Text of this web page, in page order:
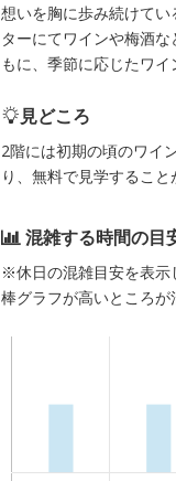
想いを胸に歩み続けて
ターにてワインや梅酒
もに、季節に応じたワ
見どころ
2階には初期の頃のワイ
り、無料で見学すること
混雑する時間の目
※休日の混雑目安を表示
棒グラフが高いところが